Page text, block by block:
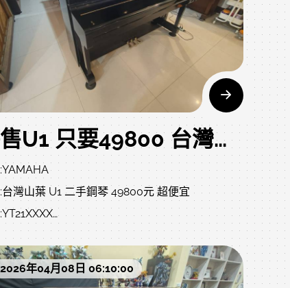
保證正原廠，無改裝、無變造..
廉售U1 只要49800 台灣山葉 YT21xxxx號 YAMAHA U1 二手鋼琴
台灣山葉 U1 二手鋼琴 49800元 超便宜
:調音一次、中古升降琴椅、除濕棒、耐重珠碗、
、琴油、等..
，北部一樓或電梯約2000左右(樓梯、吊車、拆
2026年04月08日 06:10:00